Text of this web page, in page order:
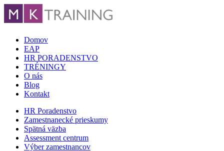
Domov
EAP
HR PORADENSTVO
TRÉNINGY
O nás
Blog
Kontakt
HR Poradenstvo
Zamestnanecké prieskumy
Spätná väzba
Assessment centrum
Výber zamestnancov